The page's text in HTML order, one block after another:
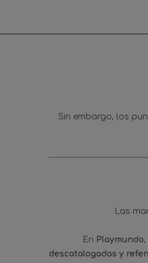
Sin embargo, los
Las
En Playmundo,
descatalogadas y